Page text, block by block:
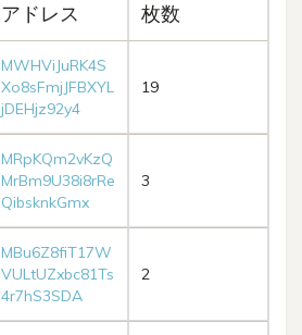
アドレス 枚数
MWHViJuRK4S
Xo8sFmjJFBXYL
jDEHjz92y4
19
MRpKQm2vKzQ
MrBm9U38i8rRe
QibsknkGmx
3
MBu6Z8fiT17W
VULtUZxbc81Ts
4r7hS3SDA
2